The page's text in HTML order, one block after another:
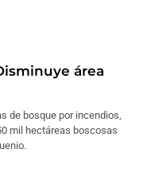
área
de bosque por incendios,
mil hectáreas boscosas